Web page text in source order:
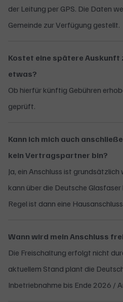
der Leitung per GPS. Die Daten
Gemeinde zur Verfügung gestellt.
Kostet eine spätere Auskunft
etwas?
Ob hierfür künftig Gebühren
geprüft.
Kann ich mich auch
kein Vertragspartner bin?
Ja, ein Anschluss ist
kann über die Deutsche
Regel ist dann eine
Wann wird mein Anschluss
Die Freischaltung erfolgt nicht
aktuellem Stand plant die
Inbetriebnahme bis Ende 2026 /